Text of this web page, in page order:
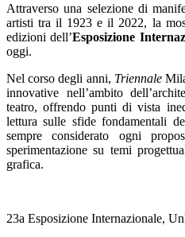
Attraverso una selezione di
artisti tra il 1923 e il 2022, la
edizioni dell’Esposizione
oggi.
Nel corso degli anni, Triennale
innovative nell’ambito
teatro, offrendo punti di vista
lettura sulle sfide fondamentali
sempre considerato ogni
sperimentazione su temi
grafica.
23a Esposizione Internazionale,